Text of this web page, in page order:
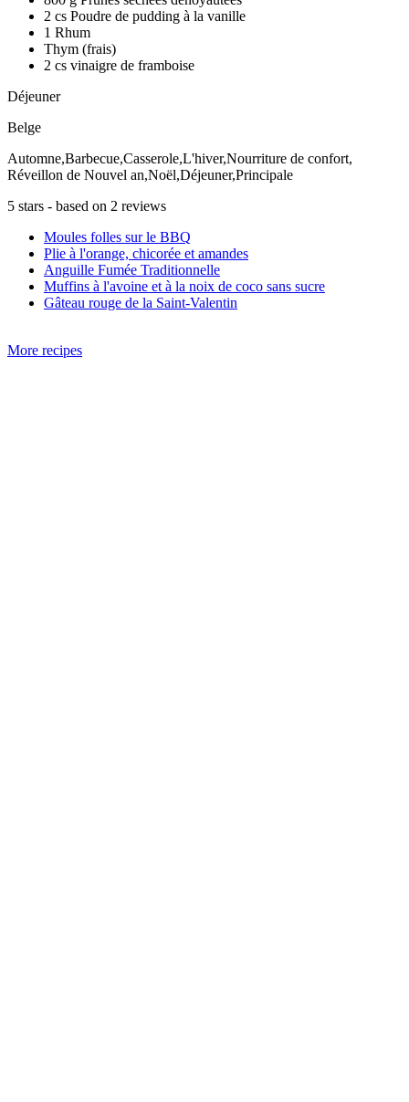
2 cs Poudre de pudding à la vanille
1 Rhum
Thym (frais)
2 cs vinaigre de framboise
Déjeuner
Belge
Automne,Barbecue,Casserole,L'hiver,Nourriture de confort,
Réveillon de Nouvel an,Noël,Déjeuner,Principale
5 stars - based on 2 reviews
Moules folles sur le BBQ
Plie à l'orange, chicorée et amandes
Anguille Fumée Traditionnelle
Muffins à l'avoine et à la noix de coco sans sucre
Gâteau rouge de la Saint-Valentin
More recipes